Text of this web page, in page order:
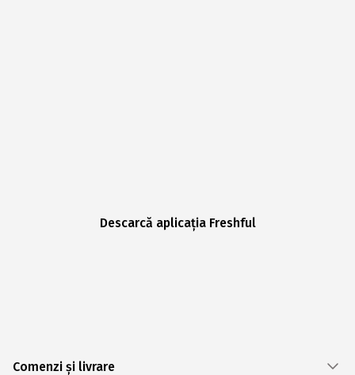
Descarcă aplicația Freshful
Comenzi și livrare